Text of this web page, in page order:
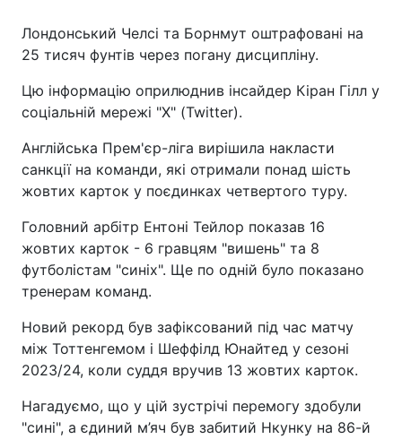
Лондонський Челсі та Борнмут оштрафовані на
25 тисяч фунтів через погану дисципліну.
Цю інформацію оприлюднив інсайдер Кіран Гілл у
соціальній мережі "Х" (Twitter).
Англійська Прем'єр-ліга вирішила накласти
санкції на команди, які отримали понад шість
жовтих карток у поєдинках четвертого туру.
Головний арбітр Ентоні Тейлор показав 16
жовтих карток - 6 гравцям "вишень" та 8
футболістам "синіх". Ще по одній було показано
тренерам команд.
Новий рекорд був зафіксований під час матчу
між Тоттенгемом і Шеффілд Юнайтед у сезоні
2023/24, коли суддя вручив 13 жовтих карток.
Нагадуємо, що у цій зустрічі перемогу здобули
"сині", а єдиний м’яч був забитий Нкунку на 86-й